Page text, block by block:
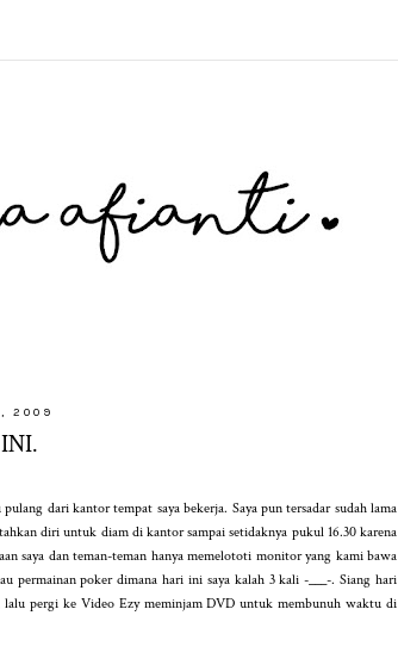
2009
dari kantor tempat saya bekerja. Saya pun tersadar sudah lama
diri untuk diam di kantor sampai setidaknya pukul 16.30 karena
saya dan teman-teman hanya memelototi monitor yang kami bawa
permainan poker dimana hari ini saya kalah 3 kali -___-. Siang hari
lalu pergi ke Video Ezy meminjam DVD untuk membunuh waktu di